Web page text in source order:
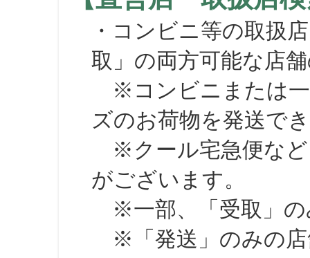
・コンビニ等の取扱
取」の両方可能な店
※コンビニまたは一
ズのお荷物を発送で
※クール宅急便など
がございます。
※一部、「受取」の
※「発送」のみの店